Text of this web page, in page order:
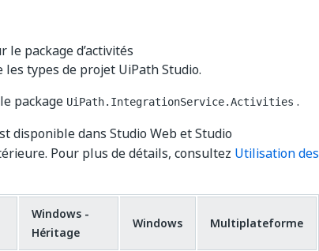
package d’activités
types de projet UiPath Studio.
package UiPath.IntegrationService.Activities .
disponible dans Studio Web et Studio
Pour plus de détails, consultez Utilisation des
Windows -
Héritage
Windows Multiplateforme